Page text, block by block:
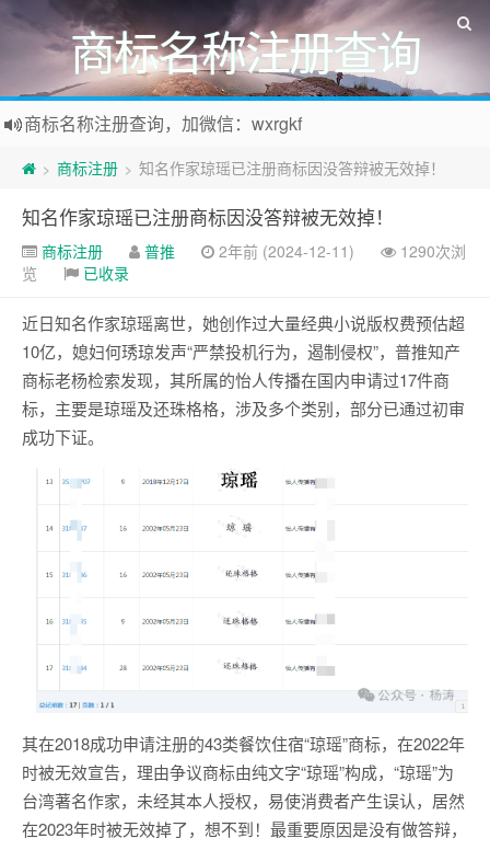
商标名称注册查询
商标名称注册查询，加微信：wxrgkf
商标注册和购买，加微信：wxrgkf
> 商标注册 > 知名作家琼瑶已注册商标因没答辩被无效掉！
知名作家琼瑶已注册商标因没答辩被无效掉！
商标注册 普推 2年前 (2024-12-11)
1290次浏
览
已收录
近日知名作家琼瑶离世，她创作过大量经典小说版权费预估超
10亿，媳妇何琇琼发声“严禁投机行为，遏制侵权”，普推知产
商标老杨检索发现，其所属的怡人传播在国内申请过17件商
标，主要是琼瑶及还珠格格，涉及多个类别，部分已通过初审
成功下证。
其在2018成功申请注册的43类餐饮住宿“琼瑶”商标，在2022年
时被无效宣告，理由争议商标由纯文字“琼瑶”构成，“琼瑶”为
台湾著名作家，未经其本人授权，易使消费者产生误认，居然
在2023年时被无效掉了，想不到！最重要原因是没有做答辩，